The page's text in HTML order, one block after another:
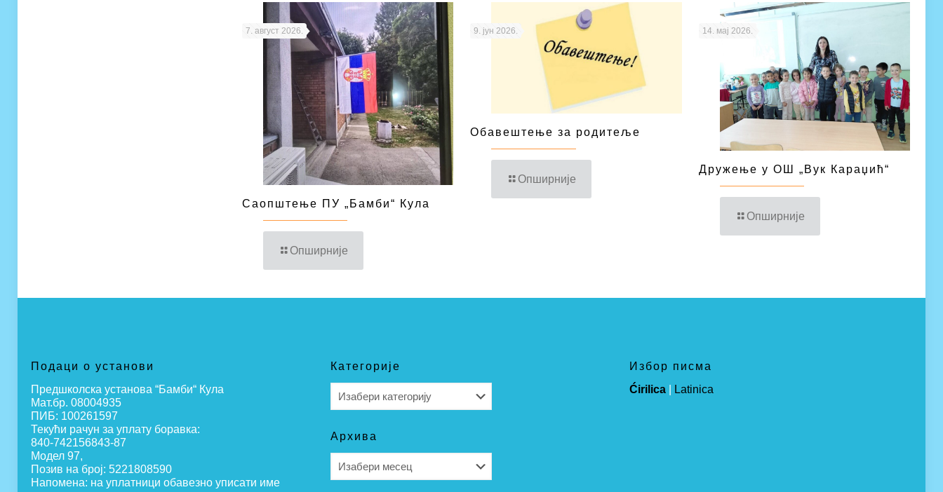
7. август 2026.
Саопштење ПУ „Бамби“ Кула
Опширније
9. јун 2026.
Обавештење за родитеље
Опширније
14. мај 2026.
Дружење у ОШ „Вук Караџић“
Опширније
Подаци о установи
Предшколска установа “Бамби“ Кула
Мат.бр. 08004935
ПИБ: 100261597
Текући рачун за уплату боравка:
840-742156843-87
Модел 97,
Позив на број: 5221808590
Напомена: на уплатници обавезно уписати име
Категорије
Архива
Избор писма
Ćirilica
Latinica